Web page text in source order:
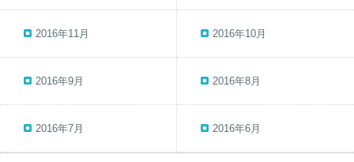
2016年11月 2016年10月
2016年9月 2016年8月
2016年7月 2016年6月